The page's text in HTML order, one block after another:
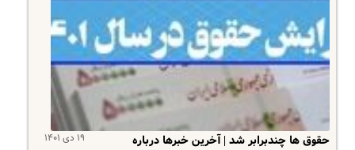
۱۹ دی ۱۴۰۱
حقوق ها چندبرابر شد | آخرین خبرها درباره